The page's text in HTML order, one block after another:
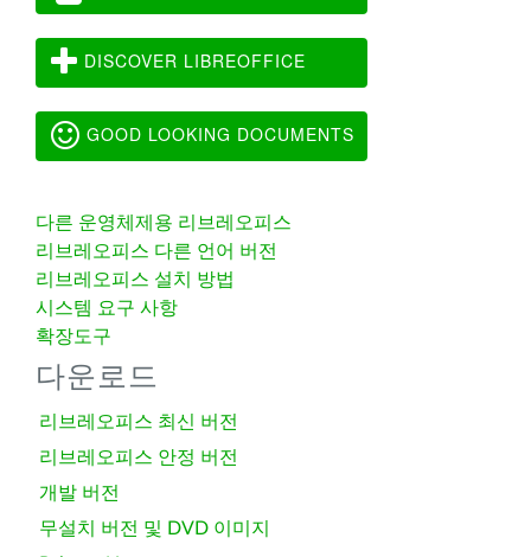
DISCOVER LIBREOFFICE
GOOD LOOKING DOCUMENTS
다른 운영체제용 리브레오피스
리브레오피스 다른 언어 버전
리브레오피스 설치 방법
시스템 요구 사항
확장도구
다운로드
리브레오피스 최신 버전
리브레오피스 안정 버전
개발 버전
무설치 버전 및 DVD 이미지